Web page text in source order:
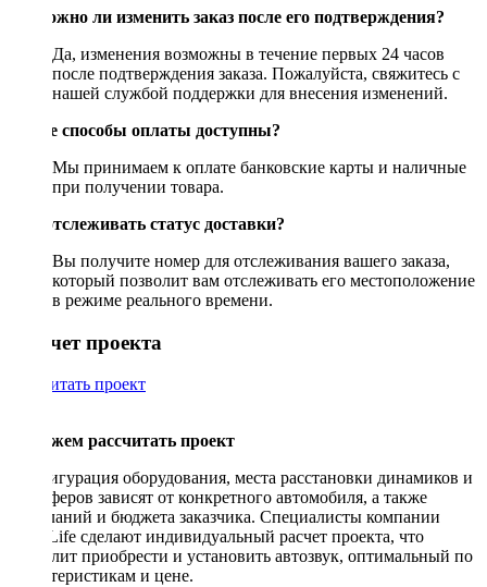
Возможно ли изменить заказ после его подтверждения?
Да, изменения возможны в течение первых 24 часов
после подтверждения заказа. Пожалуйста, свяжитесь с
нашей службой поддержки для внесения изменений.
Какие способы оплаты доступны?
Мы принимаем к оплате банковские карты и наличные
при получении товара.
Как отслеживать статус доставки?
Вы получите номер для отслеживания вашего заказа,
который позволит вам отслеживать его местоположение
в режиме реального времени.
Рассчет проекта
Рассчитать проект
Поможем рассчитать проект
Конфигурация оборудования, места расстановки динамиков и
сабвуферов зависят от конкретного автомобиля, а также
пожеланий и бюджета заказчика. Специалисты компании
DriveLife сделают индивидуальный расчет проекта, что
позволит приобрести и установить автозвук, оптимальный по
характеристикам и цене.